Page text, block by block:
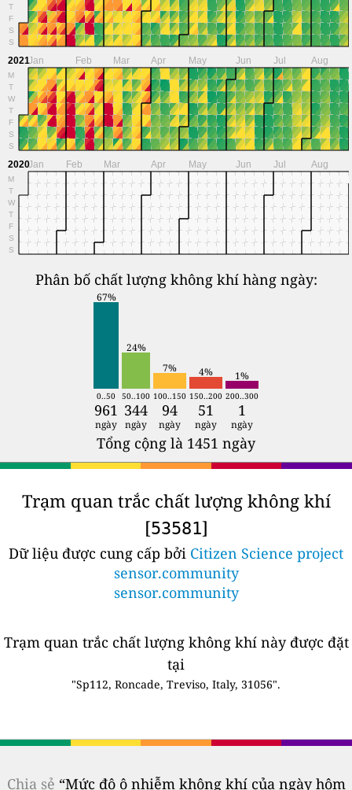
T
F
S
S
2021
M
T
W
T
F
S
S
Jan Feb Mar Apr May Jun Jul Aug
2020
M
T
W
T
F
S
S
Jan Feb Mar Apr May Jun Jul Aug
Phân bố chất lượng không khí hàng ngày:
67%
24%
7%
4% 1%
0..50 50..100 100..150 150..200 200..300
961 344 94 51 1
ngày ngày ngày ngày ngày
Tổng cộng là 1451 ngày
Trạm quan trắc chất lượng không khí
[53581]
Dữ liệu được cung cấp bởi Citizen Science project
sensor.community
sensor.community
Trạm quan trắc chất lượng không khí này được đặt
tại
"Sp112, Roncade, Treviso, Italy, 31056".
Chia sẻ “Mức độ ô nhiễm không khí của ngày hôm